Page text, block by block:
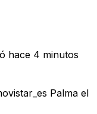
hace 4 minutos
Palma el